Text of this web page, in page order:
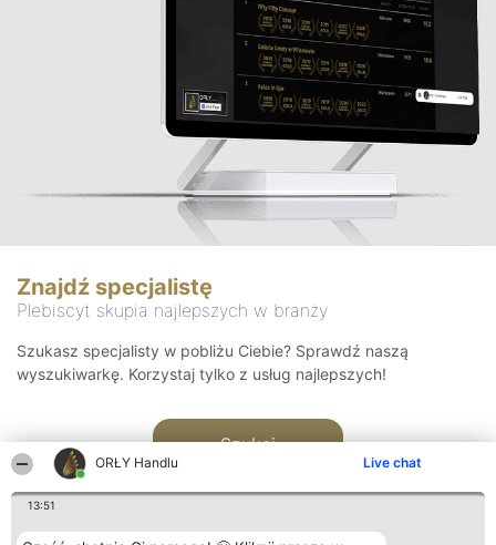
ORŁY Handlu Live chat
13:51
Znajdź specjalistę
Plebiscyt skupia najlepszych w branży
Szukasz specjalisty w pobliżu Ciebie? Sprawdź naszą
wyszukiwarkę. Korzystaj tylko z usług najlepszych!
Szukaj